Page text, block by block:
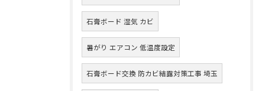
石膏ボード 湿気 カビ
暑がり エアコン 低温度設定
石膏ボード交換 防カビ結露対策工事 埼玉